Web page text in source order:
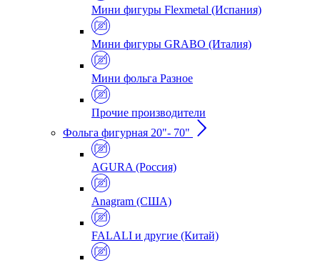
Мини фигуры Flexmetal (Испания)
Мини фигуры GRABO (Италия)
Мини фольга Разное
Прочие производители
Фольга фигурная 20"- 70"
AGURA (Россия)
Anagram (США)
FALALI и другие (Китай)